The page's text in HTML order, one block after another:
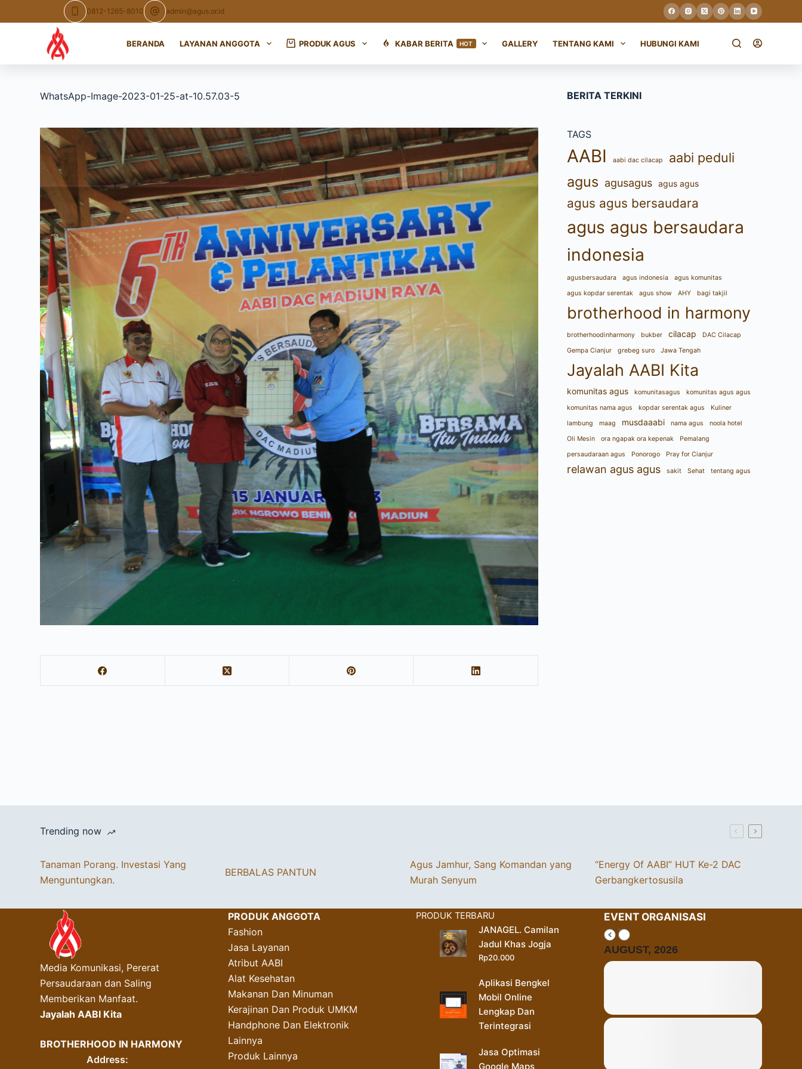
to
0812-1265-8010 admin@agus.or.id
BERANDA LAYANAN ANGGOTA PRODUK AGUS KABAR BERITA HOT GALLERY TENTANG KAMI HUBUNGI KAMI
WhatsApp-Image-2023-01-25-at-10.57.03-5 BERITA TERKINI
TAGS
AABI aabi dac cilacap aabi peduli
agus agusagus agus agus
agus agus bersaudara
agus agus bersaudara
indonesia
agusbersaudara agus indonesia
agus komunitas
agus kopdar serentak
agus show AHY bagi takjil
brotherhood in harmony
brotherhoodinharmony bukber cilacap
DAC Cilacap
Gempa Cianjur
grebeg suro Jawa Tengah
Jayalah AABI Kita
komunitas agus komunitasagus
komunitas agus agus
komunitas nama agus
kopdar serentak agus
Kuliner
lambung
maag musdaaabi nama agus
noola hotel
Oli Mesin
ora ngapak ora kepenak
Pemalang
persaudaraan agus
Ponorogo Pray for Cianjur
relawan agus agus sakit Sehat tentang agus
Trending now
Tanaman Porang. Investasi Yang
Menguntungkan.
BERBALAS PANTUN
Agus Jamhur, Sang Komandan yang
Murah Senyum
“Energy Of AABI” HUT Ke-2 DAC
Gerbangkertosusila
Media Komunikasi, Pererat
Persaudaraan dan Saling
Memberikan Manfaat.
Jayalah AABI Kita
BROTHERHOOD IN HARMONY
Address:
PRODUK ANGGOTA
Fashion
Jasa Layanan
Atribut AABI
Alat Kesehatan
Makanan Dan Minuman
Kerajinan Dan Produk UMKM
Handphone Dan Elektronik
Lainnya
Produk Lainnya
PRODUK TERBARU
JANAGEL. Camilan
Jadul Khas Jogja
Rp20.000
Aplikasi Bengkel
Mobil Online
Lengkap Dan
Terintegrasi
Jasa Optimasi
Google Maps
EVENT ORGANISASI
AUGUST, 2026